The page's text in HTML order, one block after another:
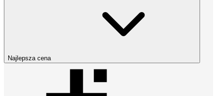
Najlepsza cena